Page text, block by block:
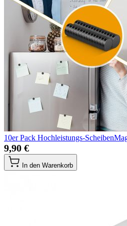
10er Pack Hochleistungs-
9,90 €
In den Warenkorb